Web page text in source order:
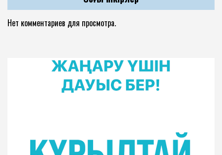
Нет комментариев для просмотра.